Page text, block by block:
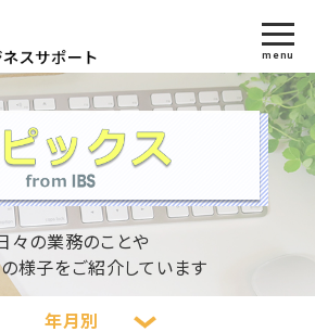
menu
々の業務のことや
様子をご紹介しています
年月別